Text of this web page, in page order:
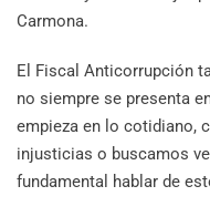
Carmona.
El Fiscal Anticorrupción
no siempre se presenta
empieza en lo cotidiano,
injusticias o buscamos
fundamental hablar de